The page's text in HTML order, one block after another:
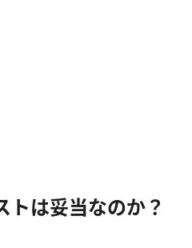
トは妥当なのか？